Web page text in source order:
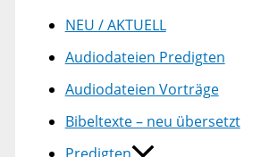
NEU / AKTUELL
Audiodateien Predigten
Audiodateien Vorträge
Bibeltexte – neu übersetzt